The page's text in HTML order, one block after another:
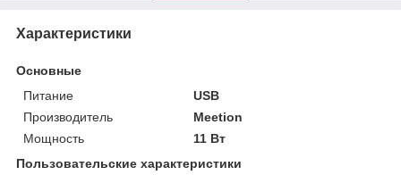
Характеристики
Основные
Питание
USB
Производитель
Meetion
Мощность
11 Вт
Пользовательские характеристики